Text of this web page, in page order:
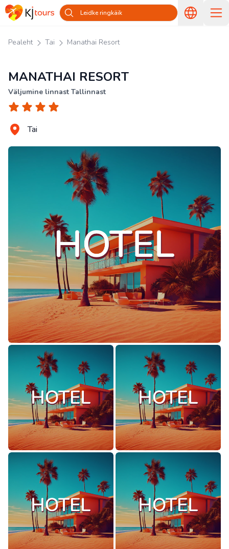
Leidke ringkäik
Pealeht Tai Manathai Resort
MANATHAI RESORT
Väljumine linnast Tallinnast
Tai